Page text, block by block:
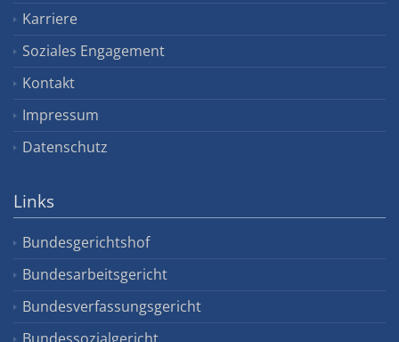
Karriere
Soziales Engagement
Kontakt
Impressum
Datenschutz
Links
Bundesgerichtshof
Bundesarbeitsgericht
Bundesverfassungsgericht